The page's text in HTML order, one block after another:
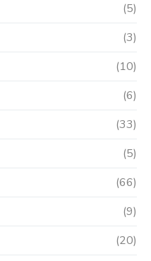
(5)
(3)
(10)
(6)
(33)
(5)
(66)
(9)
(20)